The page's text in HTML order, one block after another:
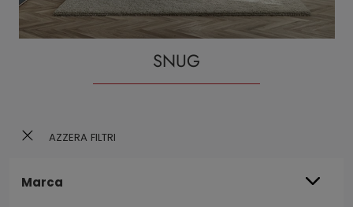
AZZERA FILTRI
Marca
SNUG